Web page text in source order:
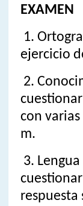
EXAMEN
1.
ejercicio
2.
con
m.
3.
respuesta